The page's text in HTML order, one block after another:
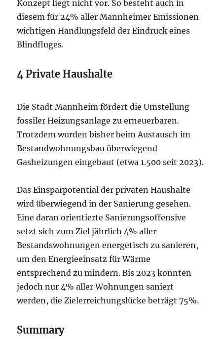
Konzept liegt nicht vor. So besteht auch in
diesem für 24% aller Mannheimer Emissionen
wichtigen Handlungsfeld der Eindruck eines
Blindfluges.
4 Private Haushalte
Die Stadt Mannheim fördert die Umstellung
fossiler Heizungsanlage zu erneuerbaren.
Trotzdem wurden bisher beim Austausch im
Bestandwohnungsbau überwiegend
Gasheizungen eingebaut (etwa 1.500 seit 2023).
Das Einsparpotential der privaten Haushalte
wird überwiegend in der Sanierung gesehen.
Eine daran orientierte Sanierungsoffensive
setzt sich zum Ziel jährlich 4% aller
Bestandswohnungen energetisch zu sanieren,
um den Energieeinsatz für Wärme
entsprechend zu mindern. Bis 2023 konnten
jedoch nur 4% aller Wohnungen saniert
werden, die Zielerreichungslücke beträgt 75%.
Summary